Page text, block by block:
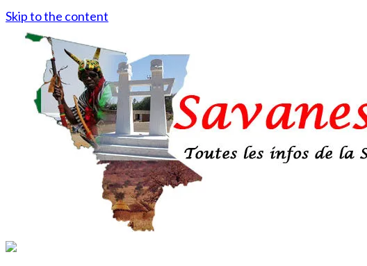
Skip to the content